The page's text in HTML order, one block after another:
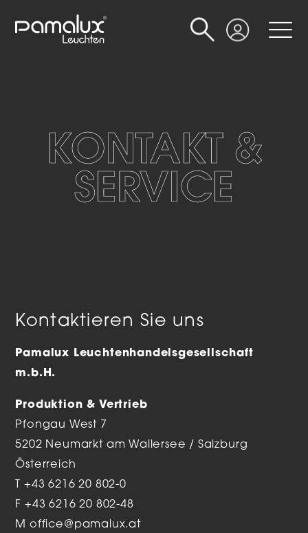
Login
Suche
KONTAKT &
SERVICE
Kontaktieren Sie uns
Pamalux Leuchtenhandelsgesellschaft
m.b.H.
Produktion & Vertrieb
Pfongau West 7
5202 Neumarkt am Wallersee / Salzburg
Österreich
T+43 6216 20 802-0
F +43 6216 20 802-48
Moffice@pamalux.at